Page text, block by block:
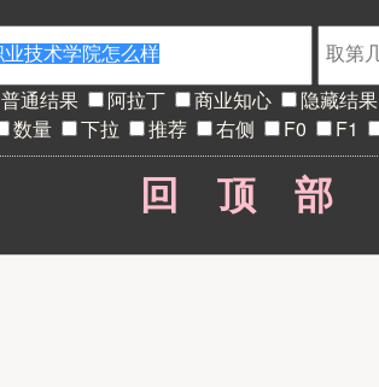
普通结果 阿拉丁 商业知心 隐藏结果
数量 下拉 推荐 右侧 F0 F1
回顶部